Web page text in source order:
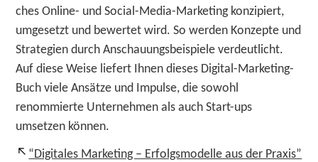
ches On­line- und Social-Media-Marke­ting kon­zi­­piert,
um­­ge­setzt und be­­wer­tet wird. So werden Kon­zepte und
Strate­gien durch An­­schauungs­­bei­spiele ver­­deut­­licht.
Auf diese Weise lie­fert Ihnen die­ses Digital-Marke­ting-
Buch viele An­­sätze und Im­pulse, die so­wohl
renommier­te Unter­­nehmen als auch Start-ups
umsetzen können.
“Digitales Marketing – Erfolgsmodelle aus der Praxis”